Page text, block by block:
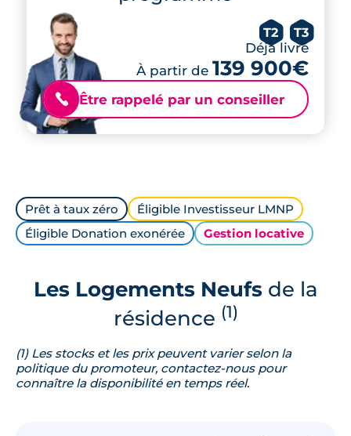
T2 T3
Déjà livré
À partir de 139 900€
📞 Être rappelé par un conseiller
Prêt à taux zéro
Éligible Investisseur LMNP
Éligible Donation exonérée
Gestion locative
Les Logements Neufsde la
résidence (1)
(1) Les stocks et les prix peuvent varier selon la
politique du promoteur, contactez-nous pour
connaître la disponibilité en temps réel.